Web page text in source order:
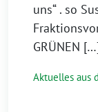
uns“ . so
GRÜNEN
Aktuelles aus